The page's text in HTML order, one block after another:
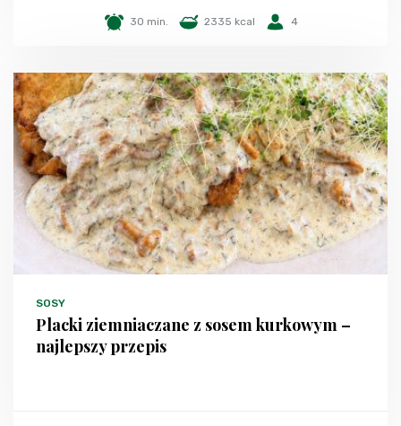
30 min. 2335 kcal 4
SOSY
Placki ziemniaczane z sosem kurkowym –
najlepszy przepis